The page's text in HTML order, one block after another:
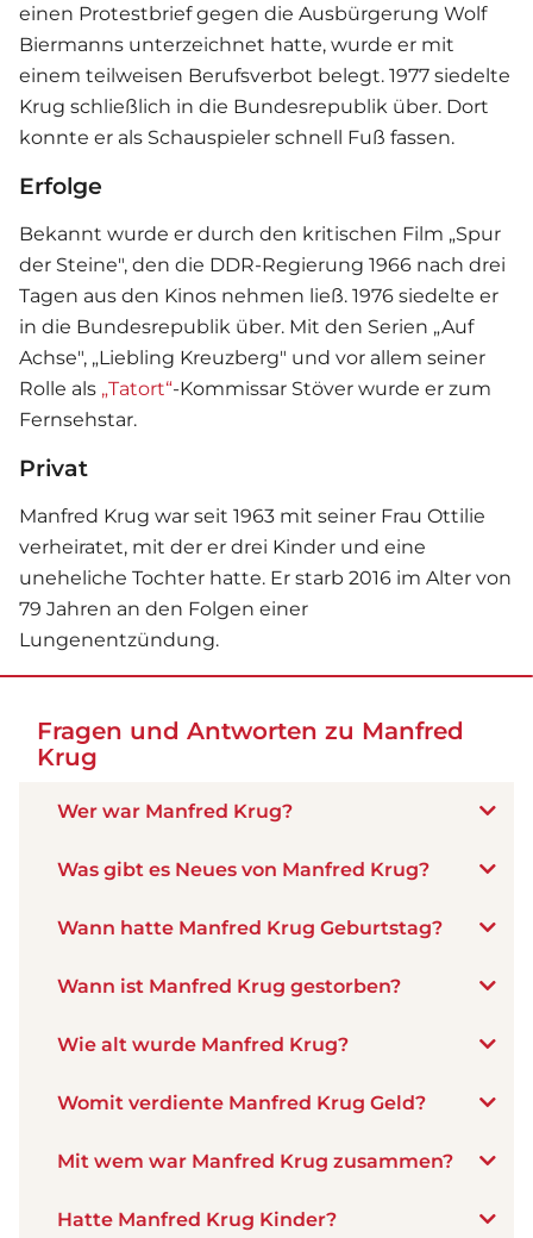
einen Protestbrief gegen die Ausbürgerung Wolf
Biermanns unterzeichnet hatte, wurde er mit
einem teilweisen Berufsverbot belegt. 1977 siedelte
Krug schließlich in die Bundesrepublik über. Dort
konnte er als Schauspieler schnell Fuß fassen.
Erfolge
Bekannt wurde er durch den kritischen Film „Spur
der Steine", den die DDR-Regierung 1966 nach drei
Tagen aus den Kinos nehmen ließ. 1976 siedelte er
in die Bundesrepublik über. Mit den Serien „Auf
Achse", „Liebling Kreuzberg" und vor allem seiner
Rolle als „Tatort“-Kommissar Stöver wurde er zum
Fernsehstar.
Privat
Manfred Krug war seit 1963 mit seiner Frau Ottilie
verheiratet, mit der er drei Kinder und eine
uneheliche Tochter hatte. Er starb 2016 im Alter von
79 Jahren an den Folgen einer
Lungenentzündung.
Fragen und Antworten zu Manfred
Krug
Wer war Manfred Krug?
Was gibt es Neues von Manfred Krug?
Wann hatte Manfred Krug Geburtstag?
Wann ist Manfred Krug gestorben?
Wie alt wurde Manfred Krug?
Womit verdiente Manfred Krug Geld?
Mit wem war Manfred Krug zusammen?
Hatte Manfred Krug Kinder?